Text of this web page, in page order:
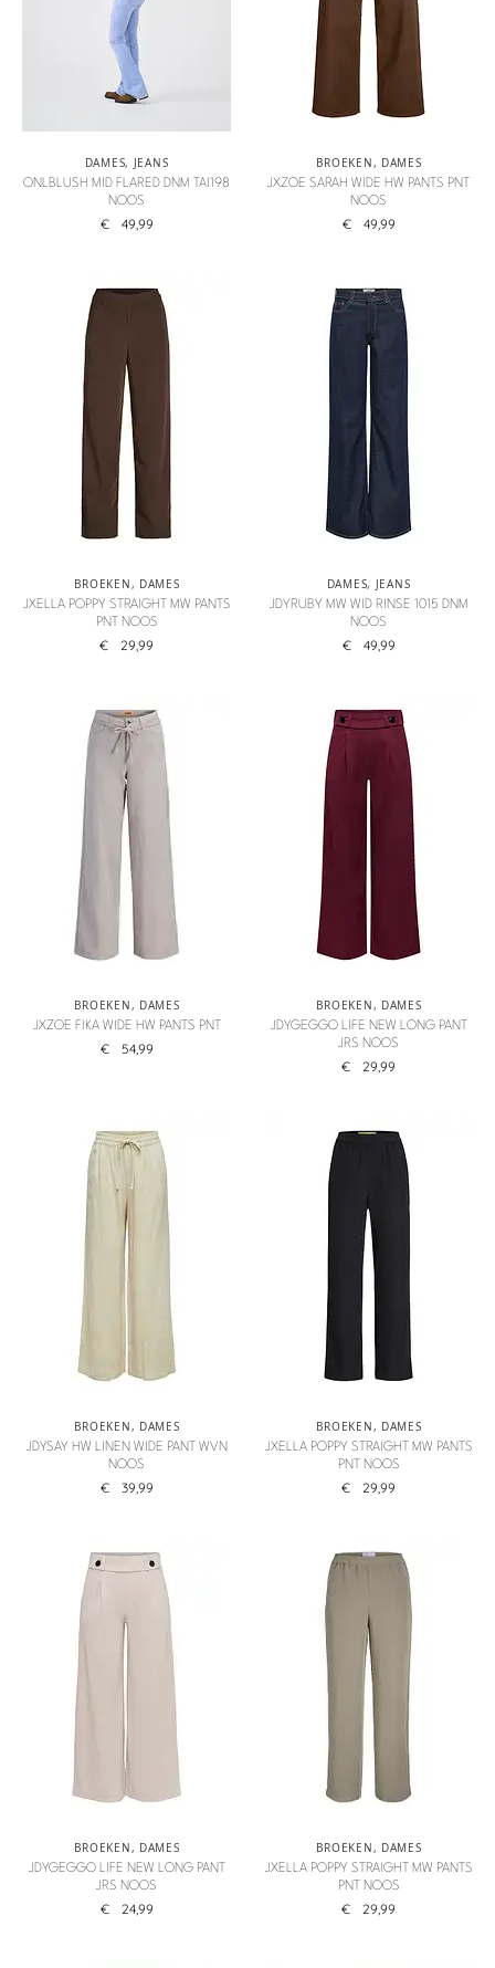
DAMES, JEANS
ONLBLUSH MID FLARED DNM TAI198
NOOS
€ 49,99
BROEKEN, DAMES
JXZOE SARAH WIDE HW PANTS PNT
NOOS
€ 49,99
BROEKEN, DAMES
JXELLA POPPY STRAIGHT MW PANTS
PNT NOOS
€ 29,99
DAMES, JEANS
JDYRUBY MW WID RINSE 1015 DNM
NOOS
€ 49,99
BROEKEN, DAMES
JXZOE FIKA WIDE HW PANTS PNT
€ 54,99
BROEKEN, DAMES
JDYGEGGO LIFE NEW LONG PANT
JRS NOOS
€ 29,99
BROEKEN, DAMES
JDYSAY HW LINEN WIDE PANT WVN
NOOS
€ 39,99
BROEKEN, DAMES
JXELLA POPPY STRAIGHT MW PANTS
PNT NOOS
€ 29,99
BROEKEN, DAMES
JDYGEGGO LIFE NEW LONG PANT
JRS NOOS
€ 24,99
BROEKEN, DAMES
JXELLA POPPY STRAIGHT MW PANTS
PNT NOOS
€ 29,99